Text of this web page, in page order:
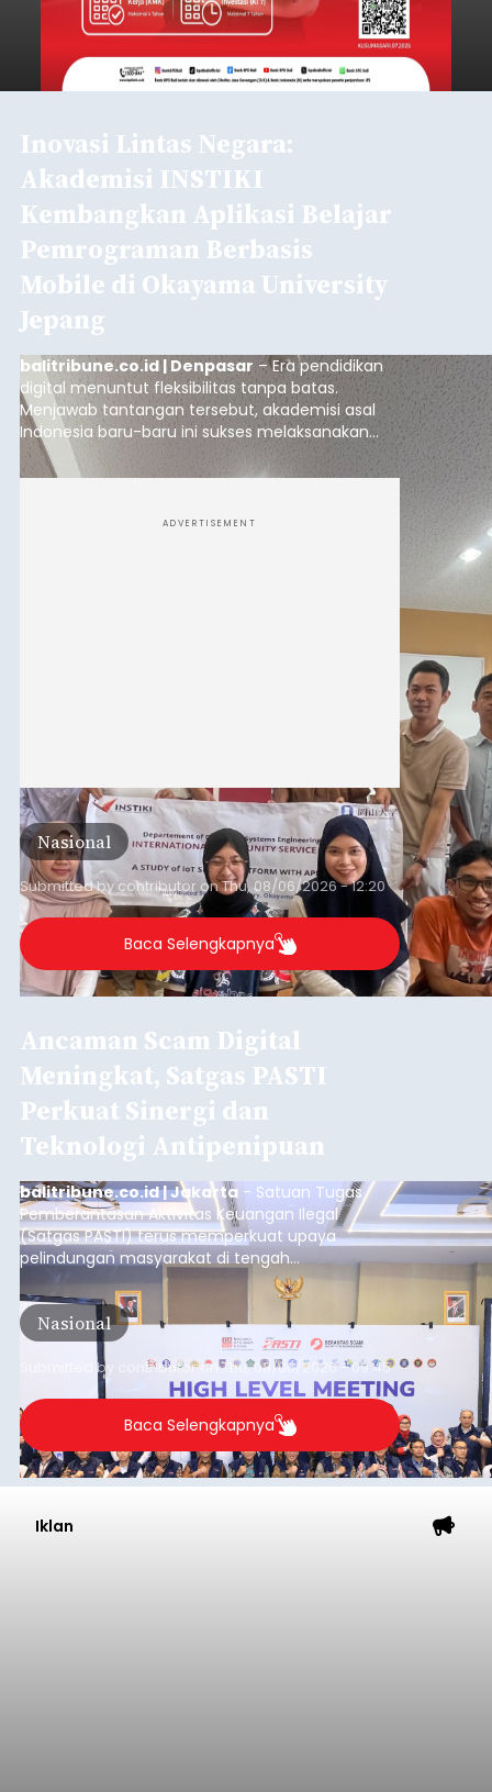
Inovasi Lintas Negara:
Akademisi INSTIKI
Kembangkan Aplikasi Belajar
Pemrograman Berbasis
Mobile di Okayama University
Jepang
balitribune.co.id | Denpasar – Era pendidikan
digital menuntut fleksibilitas tanpa batas.
Menjawab tantangan tersebut, akademisi asal
Indonesia baru-baru ini sukses melaksanakan
program Pengabdian Kepada Masyarakat (PKM)
skala internasional di Distributed Systems
ADVERTISEMENT
Nasional
Submitted bycontributoronThu, 08/06/2026 - 12:20
Baca Selengkapnya
Ancaman Scam Digital
Meningkat, Satgas PASTI
Perkuat Sinergi dan
Teknologi Antipenipuan
balitribune.co.id | Jakarta - Satuan Tugas
Pemberantasan Aktivitas Keuangan Ilegal
(Satgas PASTI) terus memperkuat upaya
pelindungan masyarakat di tengah
meningkatnya ancaman penipuan digital yang
semakin kompleks.
Nasional
Submitted by contributoronThu, 08/06/2026 - 09:45
Baca Selengkapnya
Iklan